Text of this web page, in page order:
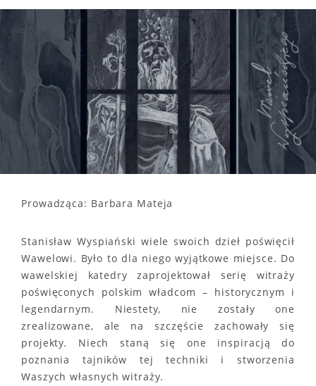
Prowadząca: Barbara Mateja
Stanisław Wyspiański wiele swoich dzieł poświęcił
Wawelowi. Było to dla niego wyjątkowe miejsce. Do
wawelskiej katedry zaprojektował serię witraży
poświęconych polskim władcom – historycznym i
legendarnym. Niestety, nie zostały one
zrealizowane, ale na szczęście zachowały się
projekty. Niech staną się one inspiracją do
poznania tajników tej techniki i stworzenia
Waszych własnych witraży.